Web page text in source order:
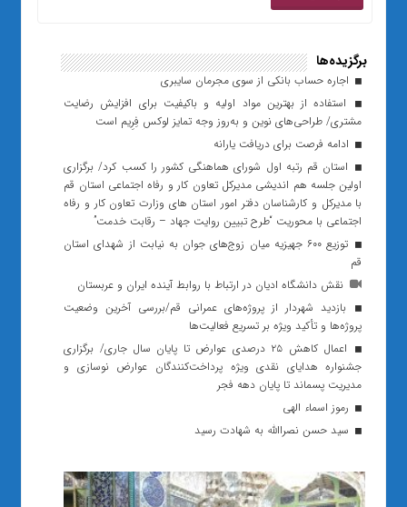
برگزیده‌ها
اجاره حساب بانکی از سوی مجرمان سایبری
استفاده از بهترین مواد اولیه و باکیفیت برای افزایش رضایت
مشتری/ طراحی‌های نوین و به‌روز وجه تمایز لوکس فِرِیم است
ادامه فرصت برای دریافت یارانه
استان قم رتبه اول شورای هماهنگی کشور را کسب کرد/ برگزاری
اولین جلسه هم اندیشی مدیرکل تعاون کار و رفاه اجتماعی استان قم
با مدیرکل و کارشناسان دفتر امور استان های وزارت تعاون کار و رفاه
اجتماعی با محوریت “طرح تبیین روایت جهاد – رقابت خدمت”
توزیع ۶۰۰ جهیزیه میان زوج‌های جوان به نیابت از شهدای استان
قم
نقش دانشگاه ادیان در ارتباط با روابط آینده ایران و عربستان
بازدید شهردار از پروژه‌های عمرانی قم/بررسی آخرین وضعیت
پروژه‌ها و تأکید ویژه بر تسریع فعالیت‌ها
اعمال کاهش ۲۵ درصدی عوارض تا پایان سال جاری/ برگزاری
جشنواره هدایای نقدی ویژه پرداخت‌کنندگان عوارض نوسازی و
مدیریت پسماند تا پایان دهه فجر
رموز اسماء الهی
سید حسن نصراالله به شهادت رسید